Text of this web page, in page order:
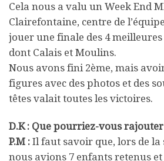
Cela nous a valu un Week End
Clairefontaine, centre de
jouer une finale des 4 meilleures
dont Calais et Moulins.
Nous avons fini 2ème, mais
figures avec des photos et des
têtes valait toutes les victoires.
D.K : Que pourriez-vous
P.M : Il faut savoir que, lors de la
nous avions 7 enfants retenus